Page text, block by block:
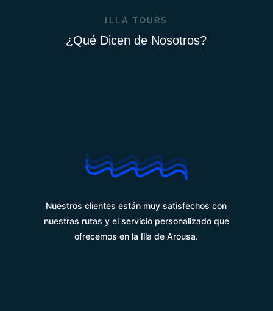
ILLA TOURS
¿Qué Dicen de Nosotros?
Nuestros clientes están muy satisfechos con
nuestras rutas y el servicio personalizado que
ofrecemos en la Illa de Arousa.